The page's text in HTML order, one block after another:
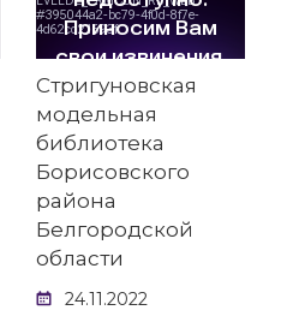
Стригуновская
модельная
библиотека
Борисовского
района
Белгородской
области
24.11.2022